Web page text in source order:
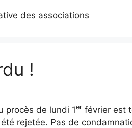
des associations
!
procès de lundi 1er février est
rejetée. Pas de